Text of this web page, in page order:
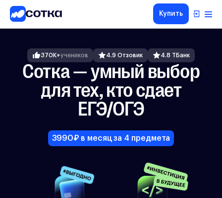
ЕГЭ
классы
Купить
370K+учеников 4.9 Отзовик 4.8 ТБанк
Сотка — умный выбор
для тех, кто сдает
ЕГЭ/ОГЭ
3990₽ в месяц за 4 предмета